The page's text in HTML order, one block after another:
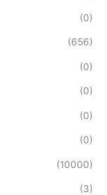
(0)
(656)
(0)
(0)
(0)
(0)
(10000)
(3)